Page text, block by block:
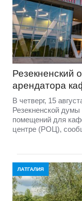
Резекненский
арендатора
В четверг, 15
Резекненской
помещений для
центре (РОЦ),
ЛАТГАЛИЯ